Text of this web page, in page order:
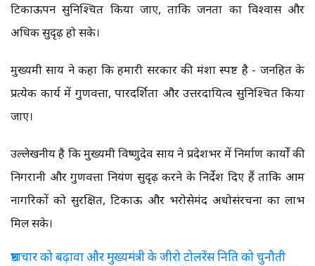
टिकाऊपन सुनिश्चित किया जाए, ताकि जनता का विश्वास और
अधिक सुदृढ़ हो सके।
मुख्यमंत्री साय ने कहा कि हमारी सरकार की मंशा स्पष्ट है - जनहित के
प्रत्येक कार्य में गुणवत्ता, पारदर्शिता और उत्तरदायित्व सुनिश्चित किया
जाए।
उल्लेखनीय है कि मुख्यमंत्री विष्णुदेव साय ने प्रदेशभर में निर्माण कार्यों की
निगरानी और गुणवत्ता नियंत्रण सुदृढ़ करने के निर्देश दिए हैं ताकि आम
नागरिकों को सुरक्षित, टिकाऊ और भरोसेमंद अधोसंरचना का लाभ
मिल सके।
भ्रष्टाचार को बढ़ावा और मुख्यमंत्री के जीरो टोलरेंस निति को चुनौती